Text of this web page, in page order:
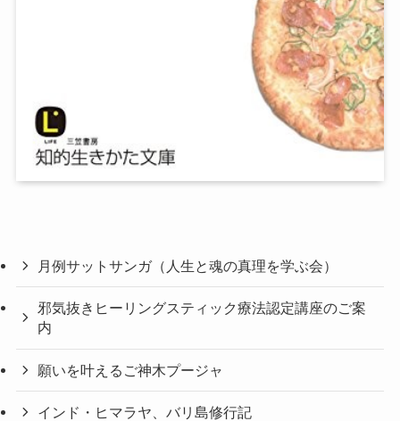
月例サットサンガ（人生と魂の真理を学ぶ会）
邪気抜きヒーリングスティック療法認定講座のご案
内
願いを叶えるご神木プージャ
インド・ヒマラヤ、バリ島修行記